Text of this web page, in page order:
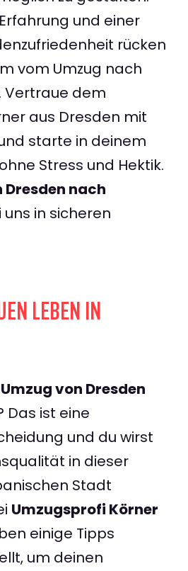
und einer
rücken
vom Umzug nach
Vertraue dem
aus Dresden mit
starte in deinem
Stress und Hektik.
Dresden nach
uns in sicheren
LEBEN IN
Umzug von Dresden
Das ist eine
und du wirst
in dieser
Stadt
Umzugsprofi Körner
einige Tipps
um deinen